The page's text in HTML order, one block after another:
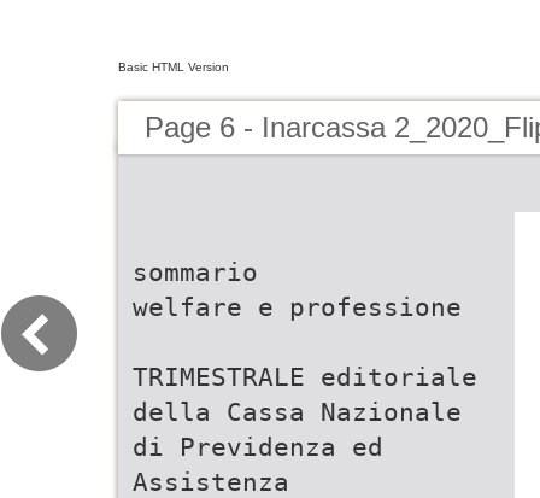
Basic HTML Version
Page 6 - Inarcassa
sommario
welfare e professione
TRIMESTRALE editoriale
della Cassa Nazionale
di Previdenza ed
Assistenza